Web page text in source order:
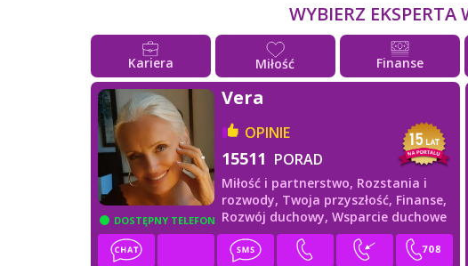
WYBIERZ
Kariera Miłość Finanse
DOSTĘPNY TELEFON
Vera
OPINIE
15511 PORAD
Miłość i partnerstwo, Rozstania i
rozwody, Twoja przyszłość, Finanse,
Rozwój duchowy,Wsparcie duchowe